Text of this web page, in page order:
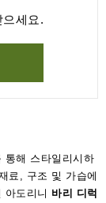
세요.
통해 스타일리시하
료, 구조 및 가습에
아도리니 바리 디럭